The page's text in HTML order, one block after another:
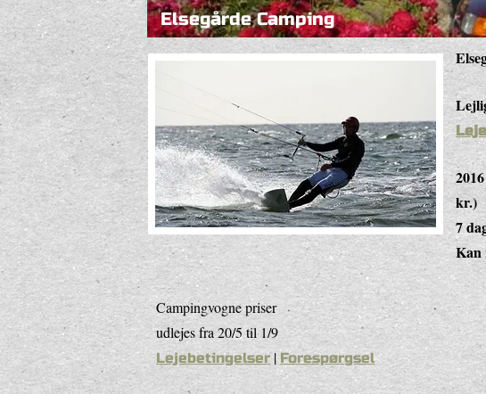
Elsegårde Camping
kr.)
7
Kan
Campingvogne priser
udlejes fra 20/5 til 1/9
Lejebetingelser| Forespørgsel